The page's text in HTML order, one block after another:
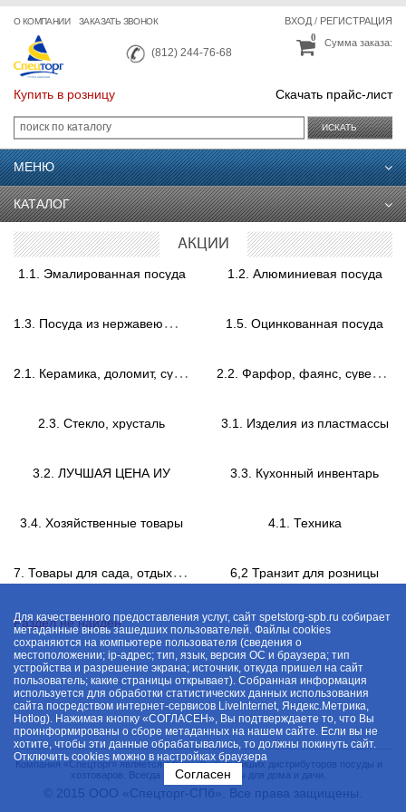
О КОМПАНИИ ЗАКАЗАТЬ ЗВОНОК
(812) 244-76-68
ВХОД/ РЕГИСТРАЦИЯ
Сумма заказа:
0
Купить в розницу Скачать прайс-лист
ИСКАТЬ
МЕНЮ
КАТАЛОГ
АКЦИИ
1.1. Эмалированная посуда 1.2. Алюминиевая посуда
1
.3. Посуда из нержавеющей стали 1.5. Оцинкованная посуда
2
.1. Керамика, доломит, сувениры. 2
.2. Фарфор, фаянс, сувениры
2.3. Стекло, хрусталь 3.1. Изделия из пластмассы
3.2. ЛУЧШАЯ ЦЕНА ИУ 3.3. Кухонный инвентарь
3.4. Хозяйственные товары 4.1. Техника
7
. Товары для сада, отдыха и туризма 6,2 Транзит для розницы
Раздел не найден
Компания «Спецторг» является одним из крупнейших дистрибуторов посуды и
хозтоваров. Всегда в наличии товары для дома и дачи.
© 2015 ООО «Спецторг-СПб». Все права защищены.
Для качественного предоставления услуг, сайт spetstorg-spb.ru собирает
метаданные вновь зашедших пользователей. Файлы cookies
сохраняются на компьютере пользователя (сведения о
местоположении; ip-адрес; тип, язык, версия ОС и браузера; тип
устройства и разрешение экрана; источник, откуда пришел на сайт
пользователь; какие страницы открывает). Собранная информация
используется для обработки статистических данных использования
сайта посредством интернет-сервисов LiveInternet, Яндекс.Метрика,
Hotlog). Нажимая кнопку «СОГЛАСЕН», Вы подтверждаете то, что Вы
проинформированы о сборе метаданных на нашем сайте. Если вы не
хотите, чтобы эти данные обрабатывались, то должны покинуть сайт.
Отключить cookies можно в настройках браузера
Согласен